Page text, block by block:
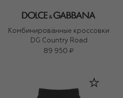
Комбинированные кроссовки
DG Country Road
89 950 ₽